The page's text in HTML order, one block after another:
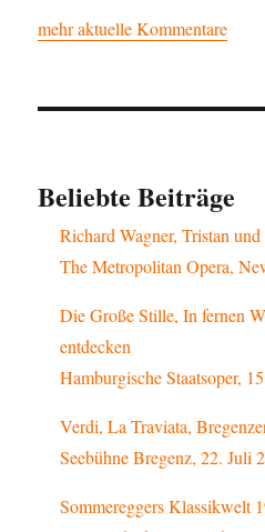
mehr aktuelle Kommentare
Beliebte Beiträge
Richard Wagner, Tristan
The Metropolitan Opera,
Die Große Stille, In fernen
entdecken
Hamburgische Staatsoper,
Verdi, La Traviata,
Seebühne Bregenz, 22. Juli
Sommereggers Klassikwelt